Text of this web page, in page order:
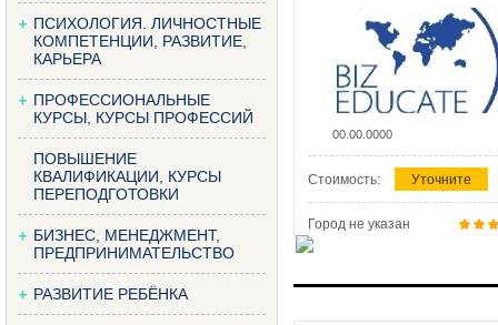
ПСИХОЛОГИЯ. ЛИЧНОСТНЫЕ
КОМПЕТЕНЦИИ, РАЗВИТИЕ,
КАРЬЕРА
ПРОФЕССИОНАЛЬНЫЕ
КУРСЫ, КУРСЫ ПРОФЕССИЙ
ПОВЫШЕНИЕ
КВАЛИФИКАЦИИ, КУРСЫ
ПЕРЕПОДГОТОВКИ
БИЗНЕС, МЕНЕДЖМЕНТ,
ПРЕДПРИНИМАТЕЛЬСТВО
РАЗВИТИЕ РЕБЁНКА
00.00.0000
Стоимость: Уточните
Город не указан